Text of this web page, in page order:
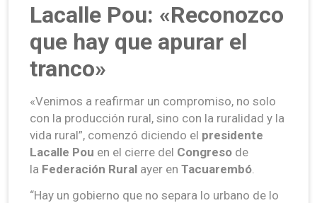
Lacalle Pou: «Reconozco
que hay que apurar el
tranco»
«Venimos a reafirmar un compromiso, no solo
con la producción rural, sino con la ruralidad y la
vida rural”, comenzó diciendo el presidente
Lacalle Pou en el cierre del Congreso de
la Federación Rural ayer en Tacuarembó
“Hay un gobierno que no separa lo urbano de lo